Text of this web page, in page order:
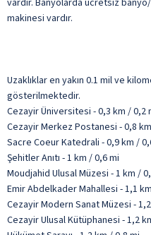
makinesi vardır.
Uzaklıklar en yakın 0.1 mil ve
gösterilmektedir.
Cezayir Üniversitesi - 0,3 km / 0,2
Cezayir Merkez Postanesi - 0,8
Sacre Coeur Katedrali - 0,9 km /
Şehitler Anıtı - 1 km / 0,6 mi
Moudjahid Ulusal Müzesi - 1 km /
Emir Abdelkader Mahallesi - 1,1
Cezayir Modern Sanat Müzesi -
Cezayir Ulusal Kütüphanesi - 1,2